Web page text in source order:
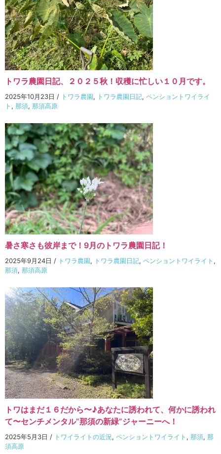
トワラ農園日記、２０２５秋！収穫に忙しい１０月です。
2025年10月23日 / トワラ農園, トワラ農園日記, ペンショントワイライ
ト , 那須, 那須高原
暑さ寒さも彼岸まで！9月のトワラ農園日記！
2025年9月24日 / トワラ農園, トワラ農園日記, ペンショントワイライト ,
那須, 那須高原
トワはまだ１６だから〜♪あなたに誘われて、何かに誘われ
て〜センチメンタル”那須の新緑”ジャーニーへ！
2025年5月3日 / トワイライトの近況, ペンショントワイライト , 那須, 那
須高原